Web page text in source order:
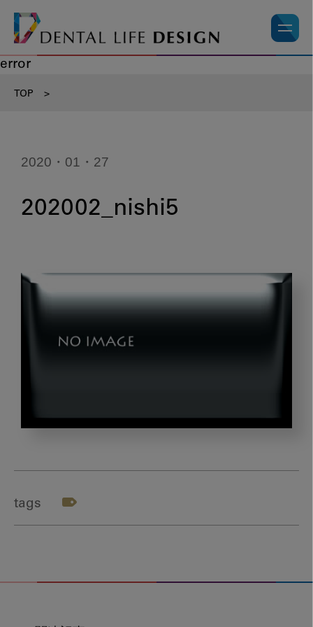
error
TOP >
2020・01・27
202002_nishi5
tags